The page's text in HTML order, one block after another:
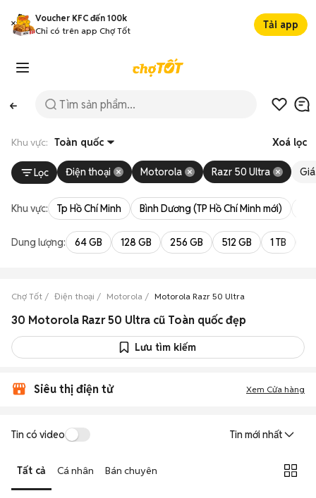
Voucher KFC đến 100k
Chỉ có trên app Chợ Tốt
Tải app
Khu vực: Toàn quốc Xoá lọc
Lọc Điện thoại Motorola Razr 50 Ultra Giá
Khu vực: Tp Hồ Chí Minh Bình Dương (TP Hồ Chí Minh mới)
Dung lượng: 64 GB 128 GB 256 GB 512 GB 1 TB
Chợ Tốt Điện thoại Motorola Motorola Razr 50 Ultra
30 Motorola Razr 50 Ultra cũ Toàn quốc đẹp
Lưu tìm kiếm
Siêu thị điện tử Xem Cửa hàng
Tin có video Tin mới nhất
Tất cả Cá nhân Bán chuyên